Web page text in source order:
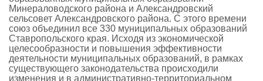
Минераловодского района и Александровский
сельсовет Александровского района. С этого времени
союз объединил все 330 муниципальных образований
Ставропольского края. Исходя из экономической
целесообразности и повышения эффективности
деятельности муниципальных образований, в рамках
существующего законодательства происходили
изменения и в административно-территориальном